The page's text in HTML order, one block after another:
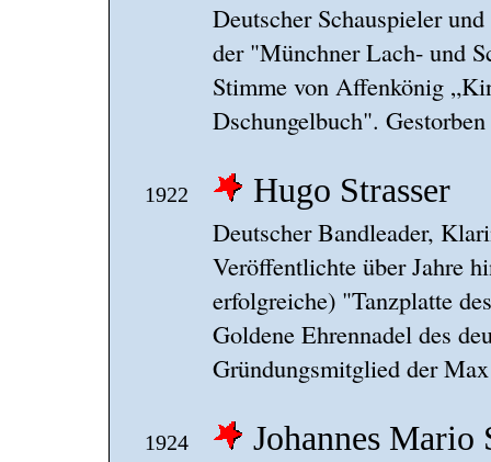
Deutscher Schauspieler
der "Münchner Lach- und
Stimme von Affenkönig
Dschungelbuch".
1922 Hugo Strasser
Deutscher Bandleader,
Veröffentlichte über Jahre
erfolgreiche) "Tanzplatte
Goldene Ehrennadel des
Gründungsmitglied der
1924 Johannes Mario